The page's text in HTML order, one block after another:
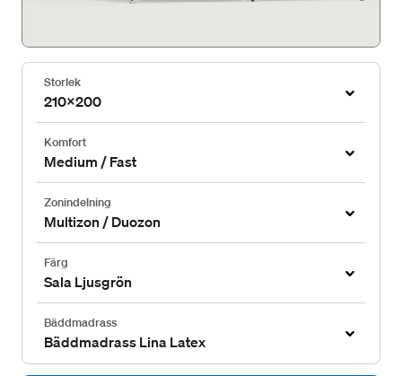
Storlek
210x200
Komfort
Medium / Fast
Zonindelning
Multizon / Duozon
Färg
Sala Ljusgrön
Bäddmadrass
Bäddmadrass Lina Latex